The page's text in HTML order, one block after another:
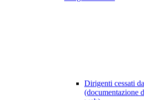
Dirigenti cessati
(documentazione